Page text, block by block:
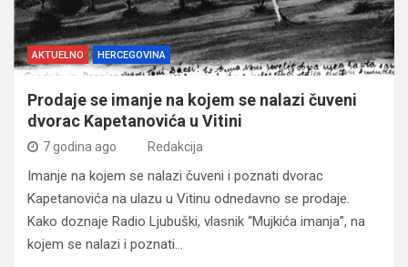
AKTUELNO HERCEGOVINA
Prodaje se imanje na kojem se nalazi čuveni
dvorac Kapetanovića u Vitini
7 godina ago Redakcija
Imanje na kojem se nalazi čuveni i poznati dvorac
Kapetanovića na ulazu u Vitinu odnedavno se prodaje.
Kako doznaje Radio Ljubuški, vlasnik “Mujkića imanja”, na
kojem se nalazi i poznati…